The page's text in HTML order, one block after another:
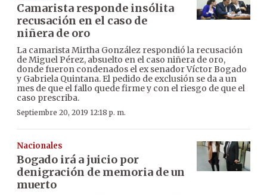
Camarista responde insólita
recusación en el caso de
niñera de oro
La camarista Mirtha González respondió la recusación
de Miguel Pérez, absuelto en el caso niñera de oro,
donde fueron condenados el ex senador Víctor Bogado
y Gabriela Quintana. El pedido de exclusión se da a un
mes de que el fallo quede firme y con el riesgo de que el
caso prescriba.
Septiembre 20, 2019 12:18 p. m.
Nacionales
Bogado irá a juicio por
denigración de memoria de un
muerto